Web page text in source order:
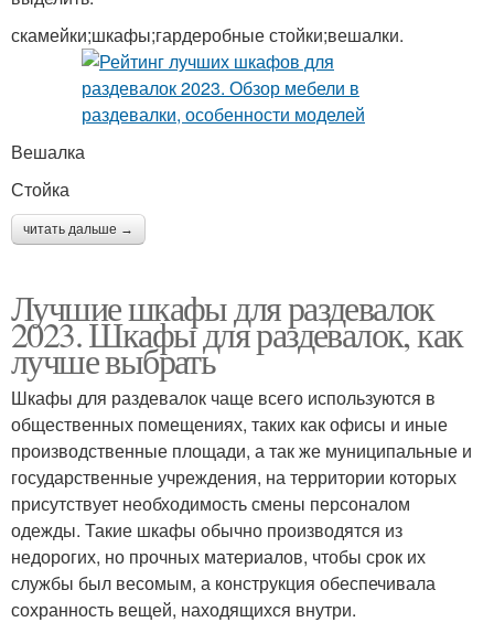
скамейки;шкафы;гардеробные стойки;вешалки.
Вешалка
Стойка
читать дальше →
Лучшие шкафы для раздевалок
2023. Шкафы для раздевалок, как
лучше выбрать
Шкафы для раздевалок чаще всего используются в
общественных помещениях, таких как офисы и иные
производственные площади, а так же муниципальные и
государственные учреждения, на территории которых
присутствует необходимость смены персоналом
одежды. Такие шкафы обычно производятся из
недорогих, но прочных материалов, чтобы срок их
службы был весомым, а конструкция обеспечивала
сохранность вещей, находящихся внутри.